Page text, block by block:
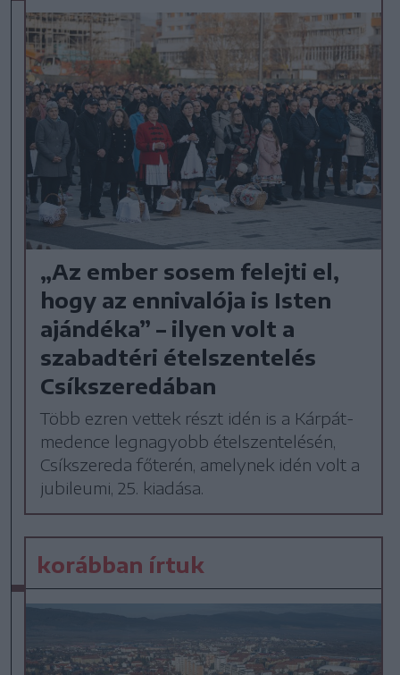
„Az ember sosem felejti el,
hogy az ennivalója is Isten
ajándéka” – ilyen volt a
szabadtéri ételszentelés
Csíkszeredában
Több ezren vettek részt idén is a Kárpát-
medence legnagyobb ételszentelésén,
Csíkszereda főterén, amelynek idén volt a
jubileumi, 25. kiadása.
korábban írtuk